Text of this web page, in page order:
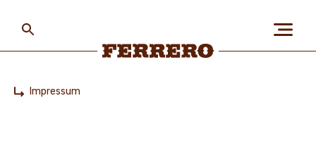
main
content
Impressum